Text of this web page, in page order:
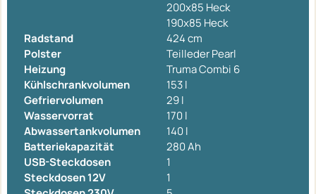
200x85 Heck
190x85 Heck
Radstand
424 cm
Polster
Teilleder Pearl
Heizung
Truma Combi 6
Kühlschrankvolumen
153 l
Gefriervolumen
29 l
Wasservorrat
170 l
Abwassertankvolumen
140 l
Batteriekapazität
280 Ah
USB-Steckdosen
1
Steckdosen 12V
1